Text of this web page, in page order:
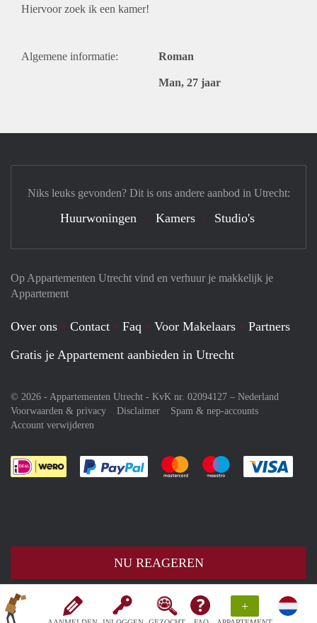
+
Hiervoor zoek ik een kamer!
Algemene informatie: Roman
Man, 27 jaar
NU REAGEREN
Op Appartementen Utrecht vind en verhuur je makkelijk je
Appartement
Over ons Contact Faq Voor Makelaars
Partners
Gratis je Appartement aanbieden in Utrecht
© 2026 - Appartementen Utrecht - KvK nr. 02094127 – Nederland
Voorwaarden & privacy
Disclaimer
Spam & nep-accounts
Account verwijderen
Je rekent gemakkelijk af met Paypal
Je rekent gemakkelijk af met
Je rekent
Niks leuks gevonden? Dit is ons andere aanbod in Utrecht:
Huurwoningen Kamers Studio's